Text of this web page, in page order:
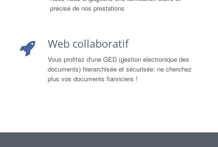
précise de nos prestations
Web collaboratif
Vous profitez d'une GED (gestion electronique des
documents) hierarchisée et sécurisée: ne cherchez
plus vos documents fiannciers !